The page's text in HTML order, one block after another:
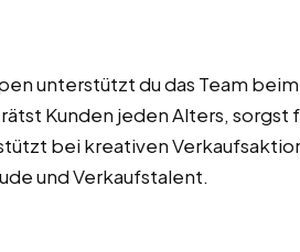
unterstützt du das Team
Kunden jeden Alters, sorgst
bei kreativen
und Verkaufstalent.